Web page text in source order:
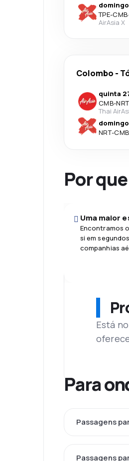
domingo
TPE-CMB·
AirAsia X
Colombo -
quinta
CMB-NRT
Thai
NRT-CMB
Por
Uma maior
Encontramos
si em
companhias
Está
Para
Passagens
Passagens